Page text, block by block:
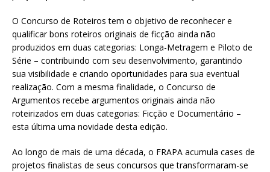
O Concurso de Roteiros tem o objetivo de reconhecer e
qualificar bons roteiros originais de ficção ainda não
produzidos em duas categorias: Longa-Metragem e Piloto de
Série – contribuindo com seu desenvolvimento, garantindo
sua visibilidade e criando oportunidades para sua eventual
realização. Com a mesma finalidade, o Concurso de
Argumentos recebe argumentos originais ainda não
roteirizados em duas categorias: Ficção e Documentário –
esta última uma novidade desta edição.
Ao longo de mais de uma década, o FRAPA acumula cases de
projetos finalistas de seus concursos que transformaram-se